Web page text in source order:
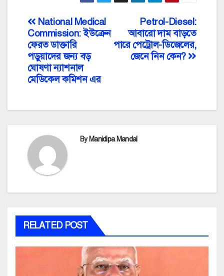
Post
navigation
Petrol-Diesel:
আবারো দাম বাড়তে
পারে পেট্রোল-ডিজেলের,
জেনে নিন কেন?
National Medical
Commission: ইউক্রেন
ফেরত ডাক্তারি
পড়ুয়াদের জন্য বড়
ঘোষণা ন্যাশনাল
মেডিকেল কমিশন এর
By Manidipa Mandal
RELATED POST